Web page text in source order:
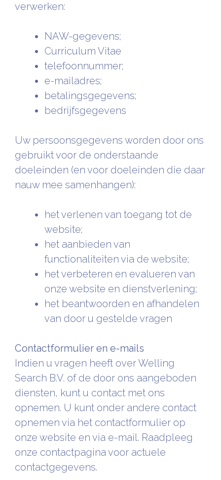
verwerken:
NAW-gegevens;
Curriculum Vitae
telefoonnummer;
e-mailadres;
betalingsgegevens;
bedrijfsgegevens
Uw persoonsgegevens worden door ons
gebruikt voor de onderstaande
doeleinden (en voor doeleinden die daar
nauw mee samenhangen):
het verlenen van toegang tot de
website;
het aanbieden van
functionaliteiten via de website;
het verbeteren en evalueren van
onze website en dienstverlening;
het beantwoorden en afhandelen
van door u gestelde vragen
Contactformulier en e-mails
Indien u vragen heeft over Welling
Search B.V. of de door ons aangeboden
diensten, kunt u contact met ons
opnemen. U kunt onder andere contact
opnemen via het contactformulier op
onze website en via e-mail. Raadpleeg
onze contactpagina voor actuele
contactgegevens.